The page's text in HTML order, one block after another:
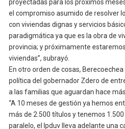
proyectadas para los próximos
el compromiso asumido de resolver
con viviendas dignas y servicios
paradigmática ya que es la obra de
provincia; y próximamente
viviendas”, subrayó.
En otro orden de cosas,
política del gobernador Zdero de
a las familias que aguardan hace
“A 10 meses de gestión ya hemos
más de 2.500 títulos y tenemos
paralelo, el Ipduv lleva adelante una